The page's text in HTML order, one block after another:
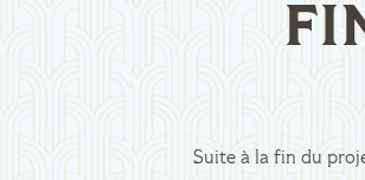
Suite à la fin du